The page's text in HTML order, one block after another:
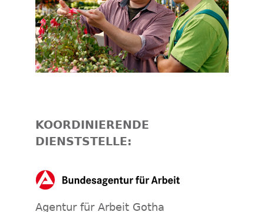
KOORDINIERENDE
DIENSTSTELLE:
Agentur für Arbeit Gotha